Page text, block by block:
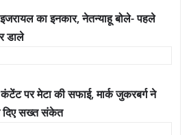
का इनकार, नेतन्याहू बोले- पहले
डाले
पर मेटा की सफाई, मार्क जुकरबर्ग ने
दिए सख्त संकेत